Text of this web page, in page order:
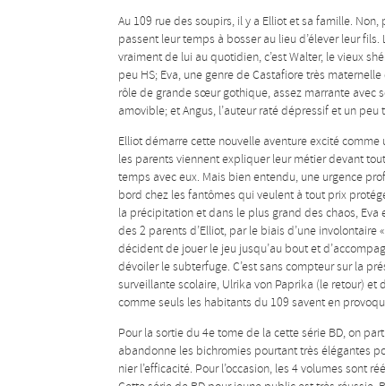
Au 109 rue des soupirs, il y a Elliot et sa famille.
passent leur temps à bosser au lieu d’élever leur
vraiment de lui au quotidien, c’est Walter, le vieux
peu HS; Eva, une genre de Castafiore très
rôle de grande sœur gothique, assez marrante avec
amovible; et Angus, l’auteur raté dépressif et un
Elliot démarre cette nouvelle aventure excité comme
les parents viennent expliquer leur métier devant
temps avec eux. Mais bien entendu, une urgence
bord chez les fantômes qui veulent à tout prix
la précipitation et dans le plus grand des chaos,
des 2 parents d’Elliot, par le biais d’une involontaire
décident de jouer le jeu jusqu’au bout et
dévoiler le subterfuge. C’est sans compteur sur la
surveillante scolaire, Ulrika von Paprika (le retour) et
comme seuls les habitants du 109 savent en
Pour la sortie du 4e tome de la cette série BD, on
abandonne les bichromies pourtant très élégantes
nier l’efficacité. Pour l’occasion, les 4 volumes sont